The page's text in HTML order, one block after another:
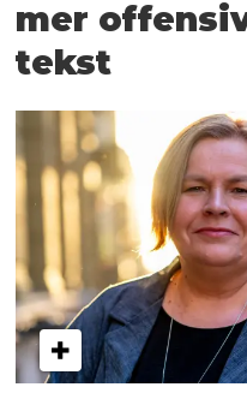
mer
tekst